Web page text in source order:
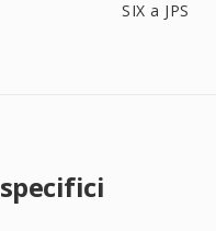
SIX a JPS